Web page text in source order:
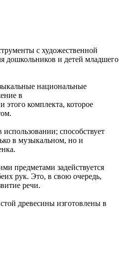
с художественной
дошкольников и детей младшего
национальные
в
этого комплекта, которое
способствует
в музыкальном, но и
предметами задействуется
рук. Это, в свою очередь,
речи.
древесины изготовлены в